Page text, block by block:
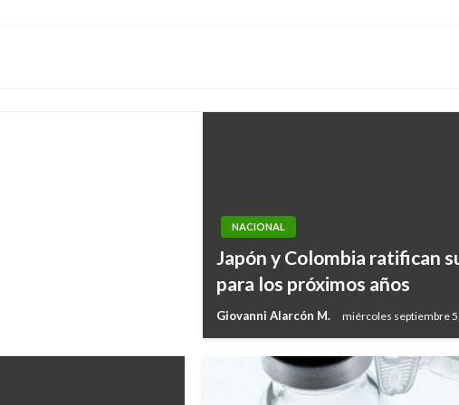
NACIONAL
Japón y Colombia ratifican
para los próximos años
Giovanni Alarcón M. miércoles septiembre